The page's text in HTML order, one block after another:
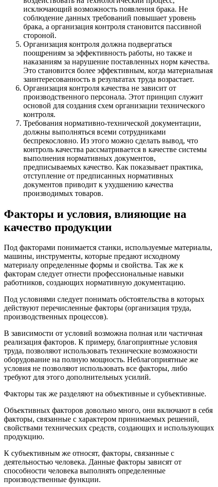
исключающий возможность появления брака. Не
соблюдение данных требований повышает уровень
брака, а организация контроля становится пассивной
стороной.
Организация контроля должна подвергаться
поощрениям за эффективность работы, но также и
наказаниям за нарушение поставленных норм качества.
Это становится более эффективным, когда материальная
заинтересованность в результатах труда возрастает.
Организация контроля качества не зависит от
производственного персонала. Этот принцип служит
основой для создания схем организации технического
контроля.
Требования нормативно-технической документации,
должны выполняться всеми сотрудниками
беспрекословно. Из этого можно сделать вывод, что
контроль качества рассматривается в качестве системы
выполнения нормативных документов,
предписываемых качество. Как показывает практика,
отступление от предписанных нормативных
документов приводит к ухудшению качества
производимых товаров.
Факторы и условия, влияющие на
качество продукции
Под факторами понимается станки, используемые материалы,
машины, инструменты, которые предают исходному
материалу определенные формы и свойства. Так же к
факторам следует отнести профессиональные навыки
работников, создающих нормативную документацию.
Под условиями следует понимать обстоятельства в которых
действуют перечисленные факторы (организация труда,
производственных процессов).
В зависимости от условий возможна полная или частичная
реализация факторов. К примеру, благоприятные условия
труда, позволяют использовать технические возможности
оборудование на полную мощность. Неблагоприятные же
условия не позволяют использовать все факторы, либо
требуют для этого дополнительных усилий.
Факторы так же разделяют на объективные и субъективные.
Объективных факторов довольно много, они включают в себя
факторы, связанные с характером принимаемых решений,
свойствами технических средств, создающих и использующих
продукцию.
К субъективным же относят, факторы, связанные с
деятельностью человека. Данные факторы зависят от
способности человека выполнять определенные
производственные функции.